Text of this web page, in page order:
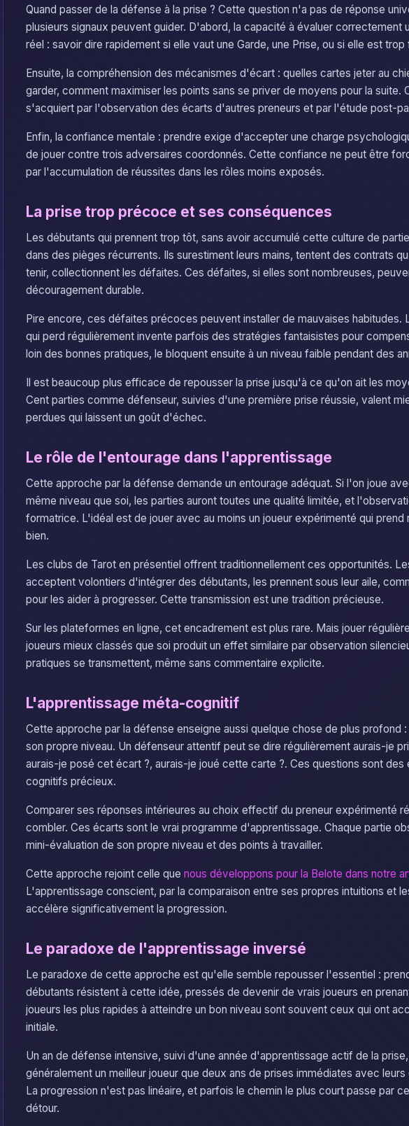
Quand passer de la défense à la prise ? Cette question n'a pas de réponse
plusieurs signaux peuvent guider. D'abord, la capacité à évaluer correctement
réel : savoir dire rapidement si elle vaut une Garde, une Prise, ou si elle est trop
Ensuite, la compréhension des mécanismes d'écart : quelles cartes jeter au
garder, comment maximiser les points sans se priver de moyens pour la suite.
s'acquiert par l'observation des écarts d'autres preneurs et par l'étude post-
Enfin, la confiance mentale : prendre exige d'accepter une charge
de jouer contre trois adversaires coordonnés. Cette confiance ne peut être
par l'accumulation de réussites dans les rôles moins exposés.
La prise trop précoce et ses conséquences
Les débutants qui prennent trop tôt, sans avoir accumulé cette culture de
dans des pièges récurrents. Ils surestiment leurs mains, tentent des contrats
tenir, collectionnent les défaites. Ces défaites, si elles sont nombreuses,
découragement durable.
Pire encore, ces défaites précoces peuvent installer de mauvaises habitudes.
qui perd régulièrement invente parfois des stratégies fantaisistes pour
loin des bonnes pratiques, le bloquent ensuite à un niveau faible pendant des
Il est beaucoup plus efficace de repousser la prise jusqu'à ce qu'on ait les
Cent parties comme défenseur, suivies d'une première prise réussie, valent
perdues qui laissent un goût d'échec.
Le rôle de l'entourage dans l'apprentissage
Cette approche par la défense demande un entourage adéquat. Si l'on joue
même niveau que soi, les parties auront toutes une qualité limitée, et
formatrice. L'idéal est de jouer avec au moins un joueur expérimenté qui prend
bien.
Les clubs de Tarot en présentiel offrent traditionnellement ces opportunités.
acceptent volontiers d'intégrer des débutants, les prennent sous leur aile,
pour les aider à progresser. Cette transmission est une tradition précieuse.
Sur les plateformes en ligne, cet encadrement est plus rare. Mais jouer
joueurs mieux classés que soi produit un effet similaire par observation
pratiques se transmettent, même sans commentaire explicite.
L'apprentissage méta-cognitif
Cette approche par la défense enseigne aussi quelque chose de plus profond
son propre niveau. Un défenseur attentif peut se dire régulièrement aurais-je
aurais-je posé cet écart ?, aurais-je joué cette carte ?. Ces questions sont
cognitifs précieux.
Comparer ses réponses intérieures au choix effectif du preneur expérimenté
combler. Ces écarts sont le vrai programme d'apprentissage. Chaque partie
mini-évaluation de son propre niveau et des points à travailler.
Cette approche rejoint celle que nous développons pour la Belote dans notre
L'apprentissage conscient, par la comparaison entre ses propres intuitions et
accélère significativement la progression.
Le paradoxe de l'apprentissage inversé
Le paradoxe de cette approche est qu'elle semble repousser l'essentiel :
débutants résistent à cette idée, pressés de devenir de vrais joueurs en
joueurs les plus rapides à atteindre un bon niveau sont souvent ceux qui ont
initiale.
Un an de défense intensive, suivi d'une année d'apprentissage actif de la
généralement un meilleur joueur que deux ans de prises immédiates avec
La progression n'est pas linéaire, et parfois le chemin le plus court passe par
détour.